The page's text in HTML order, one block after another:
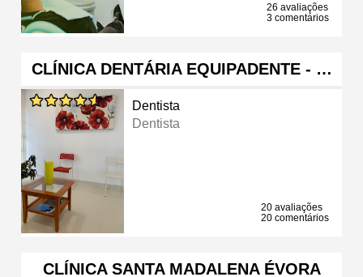
26 avaliações
3 comentários
CLÍNICA DENTÁRIA EQUIPADENTE - …
Dentista
Dentista
20 avaliações
20 comentários
CLÍNICA SANTA MADALENA ÉVORA